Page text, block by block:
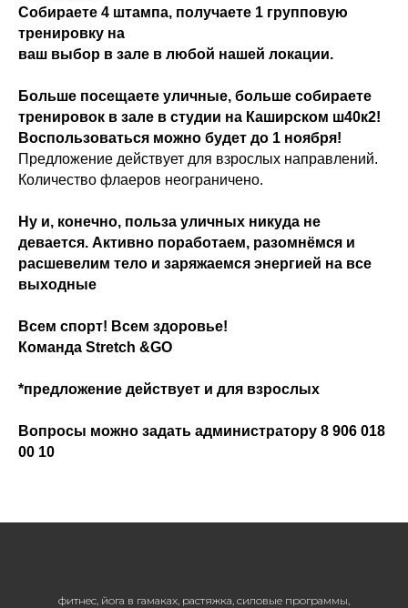
Собираете 4 штампа, получаете 1 групповую
тренировку на
ваш выбор в зале в любой нашей локации.
Больше посещаете уличные, больше собираете
тренировок в зале в студии на Каширском ш40к2!
Воспользоваться можно будет до 1 ноября!
Предложение действует для взрослых направлений.
Количество флаеров неограничено.
Ну и, конечно, польза уличных никуда не
девается. Активно поработаем, разомнёмся и
расшевелим тело и заряжаемся энергией на все
выходные
Всем спорт! Всем здоровье!
Команда Stretch &GO
*предложение действует и для взрослых
Вопросы можно задать администратору 8 906 018
00 10
фитнес, йога в гамаках, растяжка, силовые программы,